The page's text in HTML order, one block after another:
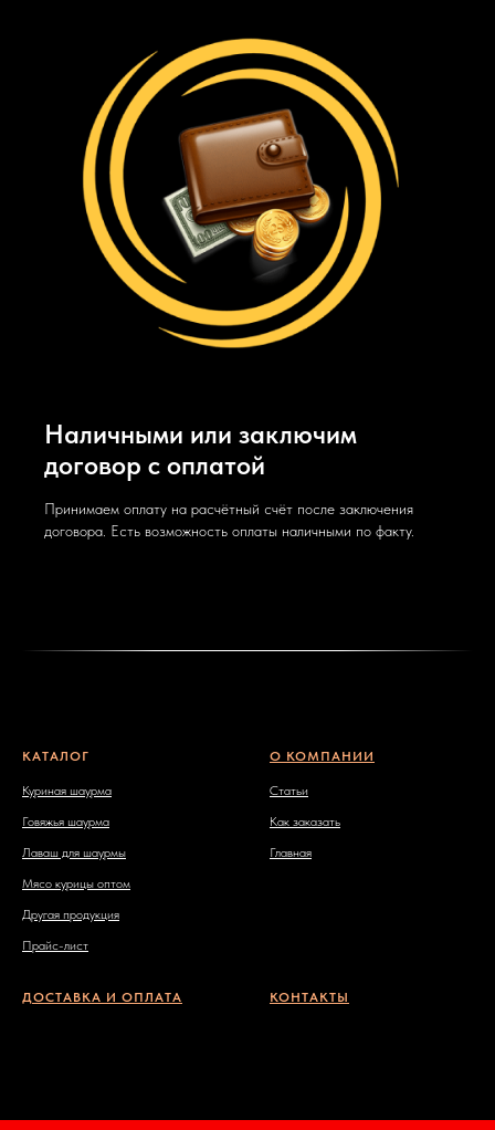
Наличными или заключим
договор с оплатой
Принимаем оплату на расчётный счёт после заключения
договора. Есть возможность оплаты наличными по факту.
КАТАЛОГ
Куриная шаурма
Говяжья шаурма
Лаваш для шаурмы
Мясо курицы оптом
Другая продукция
Прайс-лист
О КОМПАНИИ
Статьи
Как заказать
Главная
ДОСТАВКА И ОПЛАТА КОНТАКТЫ